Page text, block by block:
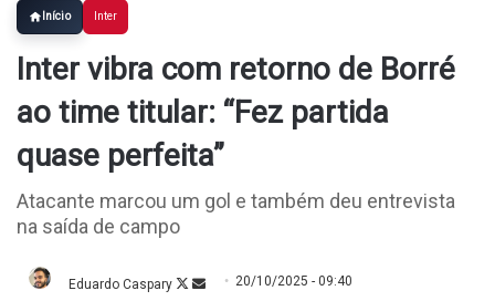
Início Inter
Inter vibra com retorno de Borré
ao time titular: “Fez partida
quase perfeita”
Atacante marcou um gol e também deu entrevista
na saída de campo
Eduardo Caspary FollowMande
20/10/2025 - 09:40